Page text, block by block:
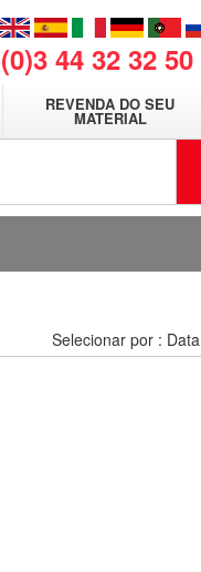
44 32 32 50
REVENDA DO SEU
MATERIAL
Selecionar por : Data